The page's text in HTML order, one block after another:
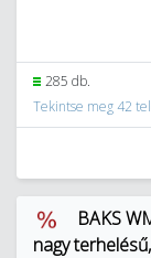
285 db.
Tekintse meg 42
BAKS
nagy